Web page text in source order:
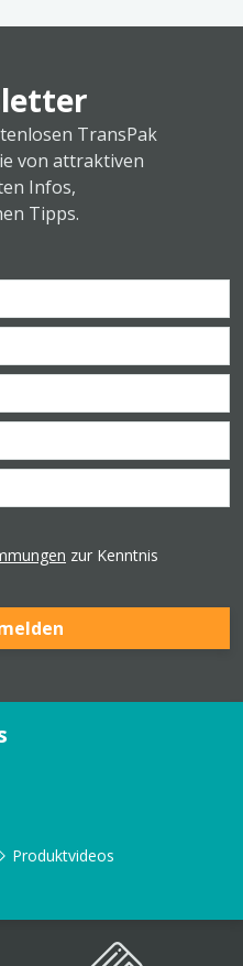
TransPak
von attraktiven
Infos,
Tipps.
zur Kenntnis
Produktvideos